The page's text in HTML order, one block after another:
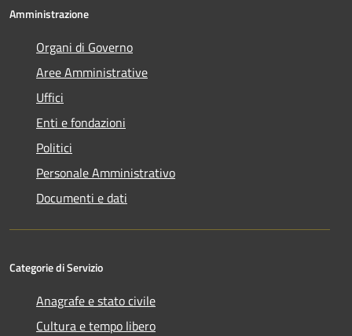
Amministrazione
Organi di Governo
Aree Amministrative
Uffici
Enti e fondazioni
Politici
Personale Amministrativo
Documenti e dati
Categorie di Servizio
Anagrafe e stato civile
Cultura e tempo libero